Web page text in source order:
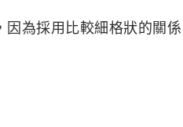
為採用比較細格狀的關